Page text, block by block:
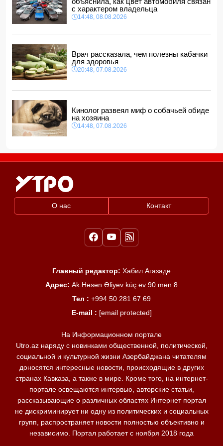
СМИ: США ищут на Кубе фигуру для повторения
"венесуэльского сценария"
с характером владельца
14:48, 08.08.2026
Врач рассказала, чем полезны кабачки
для здоровья
20:48, 07.08.2026
Кинолог развеял миф о собачьей обиде
на хозяина
14:48, 07.08.2026
О нас Контакт
Главный редактор: Хабил Агазаде
Адрес: Ak.Həsən Əliyev küç ev 90 mən 8
Тел : +994 50 281 67 69
E-mail : [email protected]
На Информационном портале
Utro.az наряду с новинками общественной, политической,
социальной и культурной жизни Азербайджана читателям
доносятся интересные новости, происходящие в других
странах Кавказа, а также в мире. Кроме того, на интернет-
портале освещаются интервью, авторские статьи,
рассказывающие о различных областях Интернет портал
не дискриминирует ни одну из политических и социальных
групп, распространяет новости полностью объективно и
независимо. Портал работает с ноября 2018 года